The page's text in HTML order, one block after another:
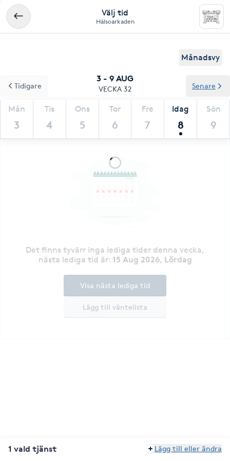
Välj tid
Hälsoarkaden
Månadsvy
3 - 9 AUG
VECKA 32
Mån
3
Tis
4
Ons
5
Tor
6
Fre
7
Idag
8
Sön
9
Tidigare Senare
Det finns tyvärr inga lediga tider denna vecka,
nästa lediga tid är: 15 Aug 2026, Lördag
Lägg till väntelista
Visa nästa lediga tid
1 vald tjänst Lägg till eller ändra